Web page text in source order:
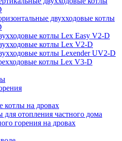
двухходовые котлы
котлы Lex Easy V2-D
котлы Lex V2-D
котлы Lexender UV2-D
котлы Lex V3-D
котлы на дровах
для отопления частного дома
горения на дровах